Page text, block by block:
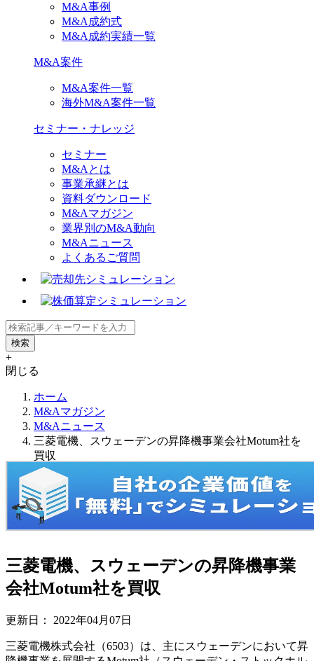
M&A事例
M&A成約式
M&A成約実績一覧
M&A案件
M&A案件一覧
海外M&A案件一覧
セミナー・ナレッジ
セミナー
M&Aとは
事業承継とは
資料ダウンロード
M&Aマガジン
業界別のM&A動向
M&Aニュース
よくあるご質問
+
閉じる
ホーム
M&Aマガジン
M&Aニュース
三菱電機、スウェーデンの昇降機事業会社Motum社を
買収
三菱電機、スウェーデンの昇降機事業
会社Motum社を買収
更新日： 2022年04月07日
三菱電機株式会社（6503）は、主にスウェーデンにおいて昇